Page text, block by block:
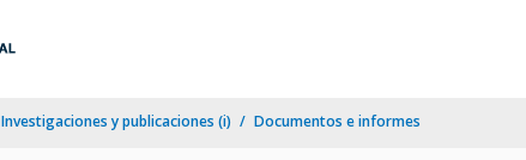
Investigaciones y publicaciones (i) Documentos e informes